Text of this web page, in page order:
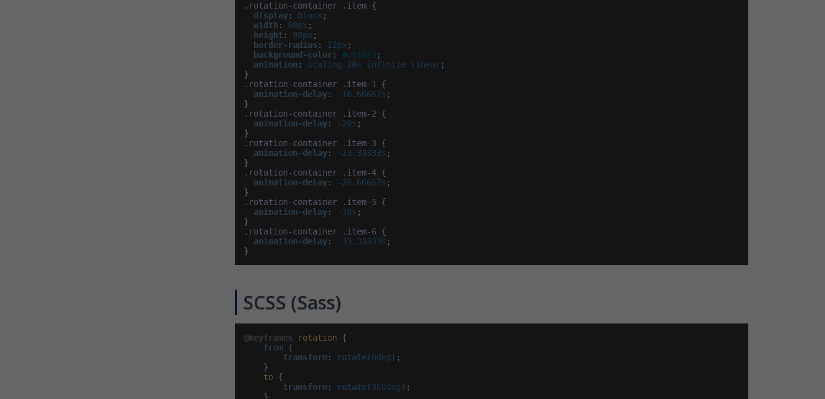
.rotation-container
.item {
display: block ;
width : 80px ;
height : 80px ;
border-radius : 12px ;
background-color: #e91b23 ;
animation : scaling 20s infinite linear;
.rotation-container
.item-1
{
animation-delay: -16.66667s ;
.rotation-container
.item-2 {
animation-delay: -20s ;
.rotation-container
.item-3 {
animation-delay: -23.33333s ;
.rotation-container
.item-4 {
animation-delay: -26.66667s ;
.rotation-container
.item-5 {
animation-delay: -30s ;
.rotation-container
.item-6 {
animation-delay: -33.33333s ;
}
SCSS (Sass)
@keyframes rotation {
from {
        transform
: rotate(0deg) ;
    }
to {
transform: rotate(360deg) ;
    }